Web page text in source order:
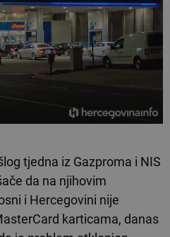
tjedna iz Gazproma i NIS
da na njihovim
i Hercegovini nije
karticama, danas